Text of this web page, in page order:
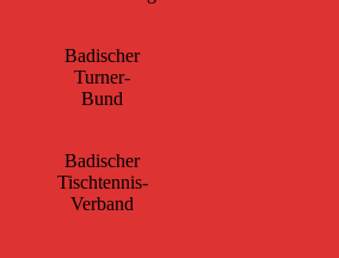
Badischer
Turner-
Bund
Badischer
Tischtennis-
Verband